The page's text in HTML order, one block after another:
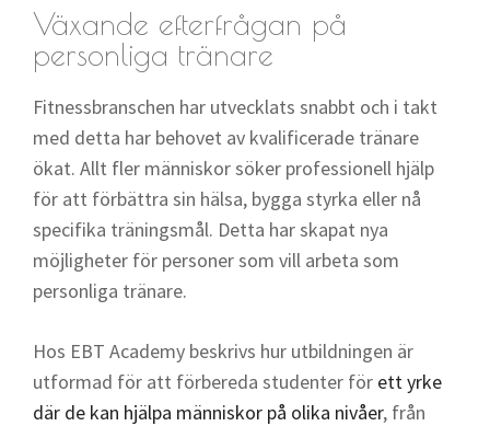
Växande efterfrågan på
personliga tränare
Fitnessbranschen har utvecklats snabbt och i takt
med detta har behovet av kvalificerade tränare
ökat. Allt fler människor söker professionell hjälp
för att förbättra sin hälsa, bygga styrka eller nå
specifika träningsmål. Detta har skapat nya
möjligheter för personer som vill arbeta som
personliga tränare.
Hos EBT Academy beskrivs hur utbildningen är
utformad för att förbereda studenter för ett yrke
där de kan hjälpa människor på olika nivåer, från